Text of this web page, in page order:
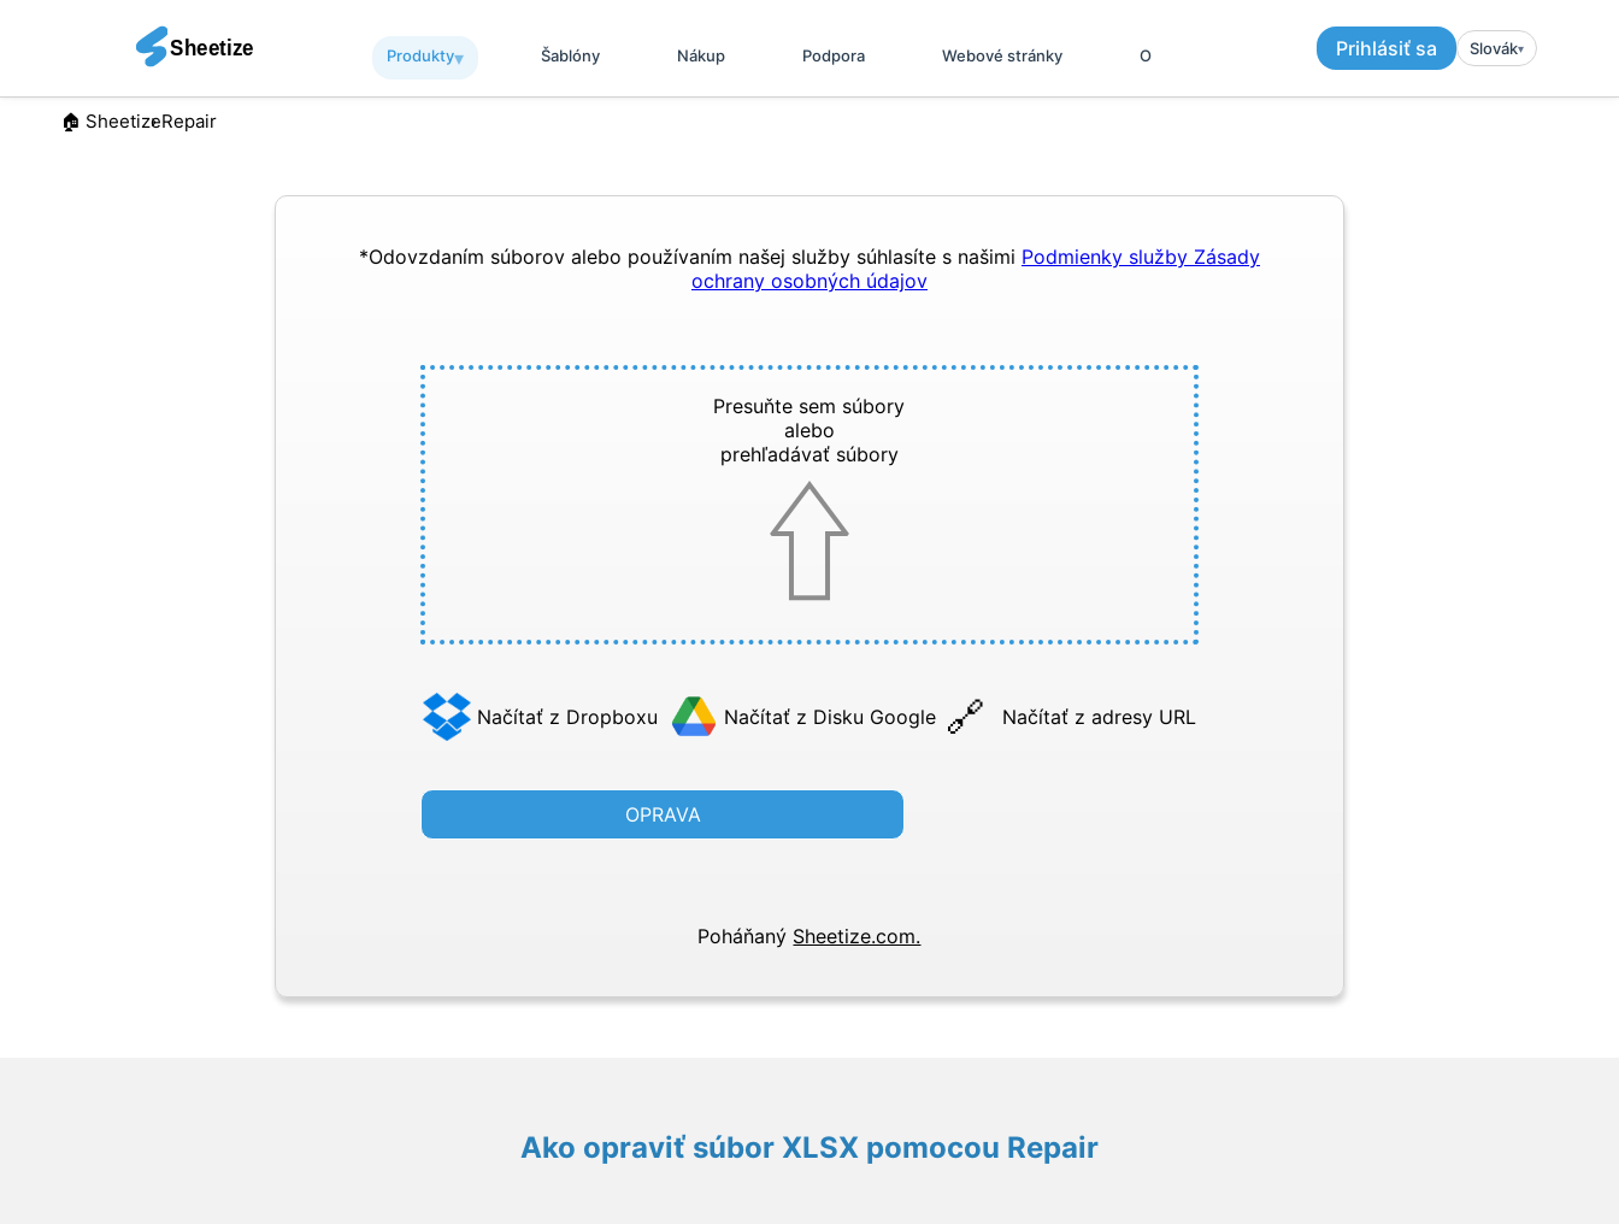
Produkty▾︎ Šablóny Nákup Podpora Webové stránky O Prihlásiť sa Slovák▾︎
🏠︎ SheetizeRepair
*Odovzdaním súborov alebo používaním našej služby súhlasíte s našimi Podmienky služby Zásady
ochrany osobných údajov
Presuňte sem súbory
alebo
prehľadávať súbory
Načítať z Dropboxu Načítať z Disku Google Načítať z adresy URL
OPRAVA
Poháňaný Sheetize.com.
Ako opraviť súbor XLSX pomocou Repair